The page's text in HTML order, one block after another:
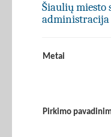
Šiaulių miesto
administracija
Metai
Pirkimo